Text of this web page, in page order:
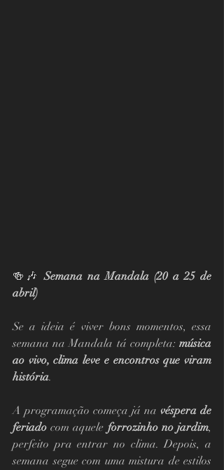
🍻🎶 Semana na Mandala (20 a 25 de
abril)
Se a ideia é viver bons momentos, essa
semana na Mandala tá completa: música
ao vivo, clima leve e encontros que viram
história.
A programação começa já na véspera de
feriado com aquele forrozinho no jardim,
perfeito pra entrar no clima. Depois, a
semana segue com uma mistura de estilos